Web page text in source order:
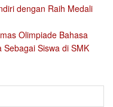
dengan Raih Medali
Olimpiade Bahasa
Siswa di SMK